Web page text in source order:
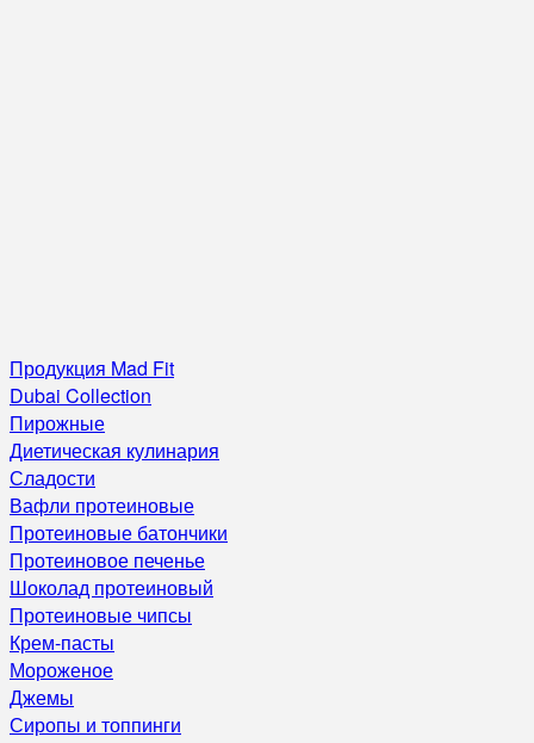
Продукция Mad Fit
Dubai Collection
Пирожные
Диетическая кулинария
Сладости
Вафли протеиновые
Протеиновые батончики
Протеиновое печенье
Шоколад протеиновый
Протеиновые чипсы
Крем-пасты
Мороженое
Джемы
Сиропы и топпинги